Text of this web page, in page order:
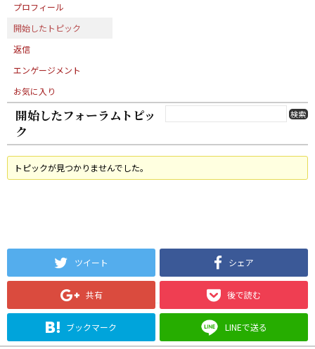
プロフィール
開始したトピック
返信
エンゲージメント
お気に入り
開始したフォーラムトピッ
ク
トピックが見つかりませんでした。
ツイート シェア
共有 後で読む
ブックマーク LINEで送る